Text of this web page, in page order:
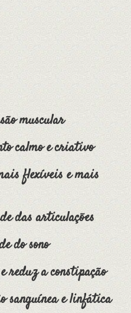
muscular
calmo e criativo
flexíveis e mais
das articulações
do sono
reduz a constipação
sanguínea e linfática